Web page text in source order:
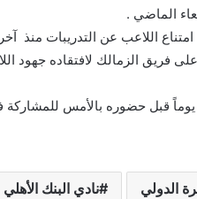
الماضي .
اللاعب عن التدريبات منذ آخر
على فريق الزمالك لافتقاده جهود
وكان زيزو امتنع عن المشاركة في التدريبات والمباريات بدون سبب منذ 25 يوماً قبل حضوره بالأمس
الدولي نادي البنك الأهلي